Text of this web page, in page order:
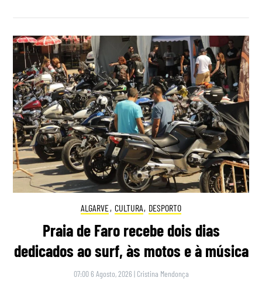
ALGARVE, CULTURA, DESPORTO
Praia de Faro recebe dois dias
dedicados ao surf, às motos e à música
07:00 6 Agosto, 2026 | Cristina Mendonça